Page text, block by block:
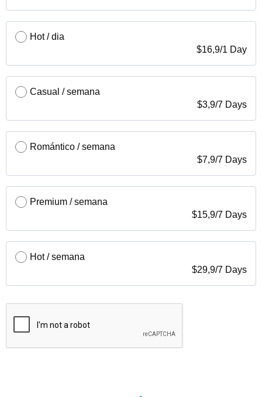
Hot / dia
$16,9/1 Day
Casual / semana
$3,9/7 Days
Romántico / semana
$7,9/7 Days
Premium / semana
$15,9/7 Days
Hot / semana
$29,9/7 Days